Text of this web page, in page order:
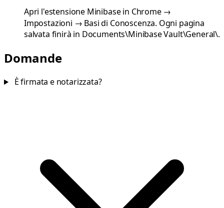
Apri l'estensione Minibase in Chrome →
Impostazioni → Basi di Conoscenza. Ogni pagina
salvata finirà in Documents\Minibase Vault\General\.
Domande
È firmata e notarizzata?